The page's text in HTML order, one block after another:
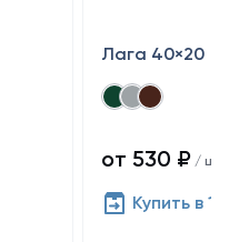
Лага 40×20
от 530 ₽ / шт
Купить в 1